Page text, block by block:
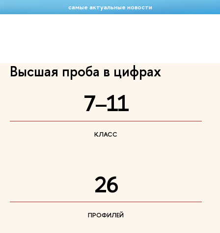
самые актуальные новости
Высшая проба в цифрах
7–11
КЛАСС
26
ПРОФИЛЕЙ